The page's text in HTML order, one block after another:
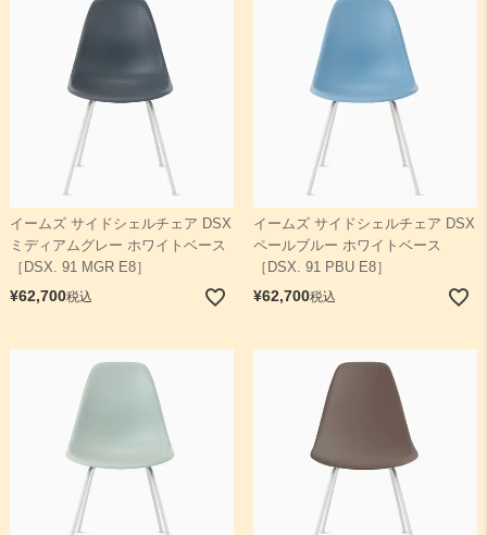
イームズ サイドシェルチェア DSX
ミディアムグレー ホワイトベース
［DSX. 91 MGR E8］
¥62,700税込
イームズ サイドシェルチェア DSX
ペールブルー ホワイトベース
［DSX. 91 PBU E8］
¥62,700税込